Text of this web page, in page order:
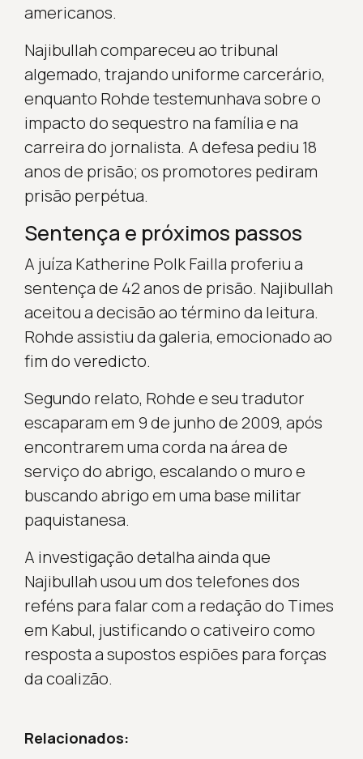
americanos.
Najibullah compareceu ao tribunal
algemado, trajando uniforme carcerário,
enquanto Rohde testemunhava sobre o
impacto do sequestro na família e na
carreira do jornalista. A defesa pediu 18
anos de prisão; os promotores pediram
prisão perpétua.
Sentença e próximos passos
A juíza Katherine Polk Failla proferiu a
sentença de 42 anos de prisão. Najibullah
aceitou a decisão ao término da leitura.
Rohde assistiu da galeria, emocionado ao
fim do veredicto.
Segundo relato, Rohde e seu tradutor
escaparam em 9 de junho de 2009, após
encontrarem uma corda na área de
serviço do abrigo, escalando o muro e
buscando abrigo em uma base militar
paquistanesa.
A investigação detalha ainda que
Najibullah usou um dos telefones dos
reféns para falar com a redação do Times
em Kabul, justificando o cativeiro como
resposta a supostos espiões para forças
da coalizão.
Relacionados: